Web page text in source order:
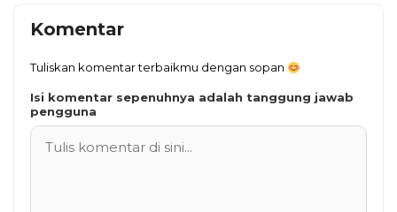
Komentar
Tuliskan komentar terbaikmu dengan sopan
Isi komentar sepenuhnya adalah tanggung jawab
pengguna